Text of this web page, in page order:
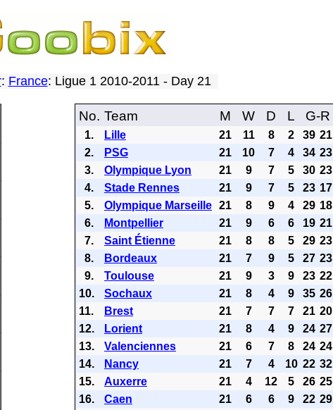
: France: Ligue 1 2010-2011 - Day 21
No. Team M W D L G-R
1. Lille 21 11 8 2 39 21
2.
PSG 21 10 7 4 34 23
3.
Olympique Lyon 21 9 7 5 30 23
4.
Stade Rennes 21 9 7 5 23 17
5.
Olympique Marseille 21 8 9 4 29 18
6.
Montpellier 21 9 6 6 19 21
7.
Saint Étienne 21 8 8 5 29 23
8.
Bordeaux 21 7 9 5 27 23
9.
Toulouse 21 9 3 9 23 22
10.
Sochaux 21 8 4 9 35 26
11.
Brest 21 7 7 7 21 20
12.
Lorient 21 8 4 9 24 27
13.
Valenciennes 21 6 7 8 24 24
14.
Nancy 21 7 4 10 22 32
15.
Auxerre 21 4 12 5 26 25
16.
Caen 21 6 6 9 22 29